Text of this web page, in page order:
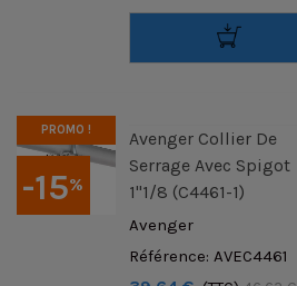
-15%
PROMO !
Avenger Collier De
Serrage Avec Spigot
1"1/8 (C4461-1)
Avenger
Référence: AVEC4461